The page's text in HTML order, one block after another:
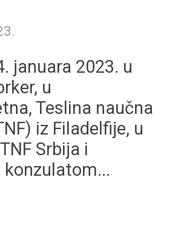
januara 2023. u
u
Teslina naučna
iz Filadelfije, u
Srbija i
konzulatom...